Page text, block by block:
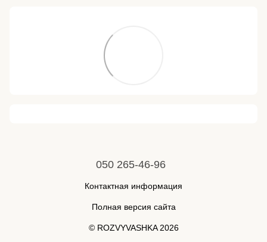
050 265-46-96
Контактная информация
Полная версия сайта
© ROZVYVASHKA 2026